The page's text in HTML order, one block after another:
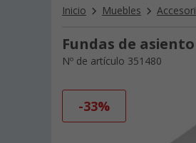
Inicio Muebles
Fundas de
Nº de artículo 351480
-33%